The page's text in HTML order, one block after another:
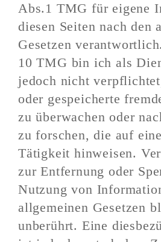
Abs.1 TMG für eigene
diesen Seiten nach den
Gesetzen
10 TMG bin ich als
jedoch nicht
oder gespeicherte
zu überwachen oder
zu forschen, die auf
Tätigkeit hinweisen.
zur Entfernung oder
Nutzung von
allgemeinen Gesetzen
unberührt. Eine